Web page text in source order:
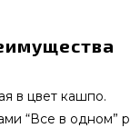
в цвет кашпо.
“Все в одном”